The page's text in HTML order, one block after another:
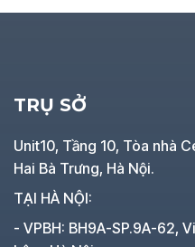
TRỤ SỞ
Unit10, Tầng 10, Tòa nhà
Hai Bà Trưng, Hà Nội.
TẠI HÀ NỘI:
- VPBH: BH9A-SP.9A-62,